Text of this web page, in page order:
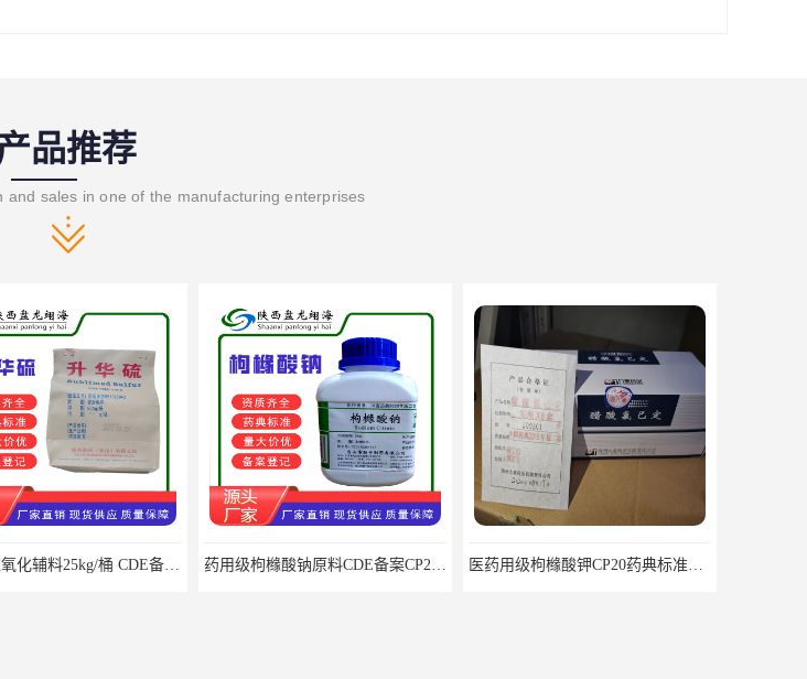
品推荐
and sales in one of the manufacturing enterprises
药用级枸橼酸钠原料CDE备案CP20药典标准CAS6132-04-3 医药用级枸橼酸钾CP20药典标准品种多 有 质量好 含量高 医用级原料药枸橼酸 CDE备案 COA质检随货同行